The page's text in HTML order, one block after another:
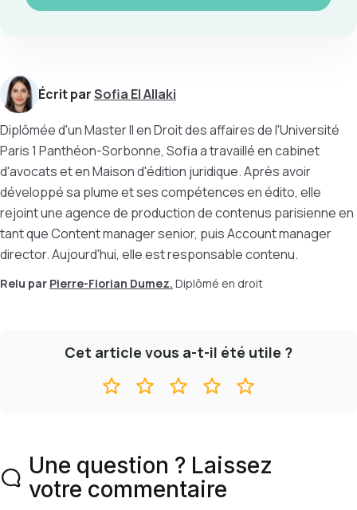
Écrit parSofia El Allaki
Diplômée d'un Master II en Droit des affaires de l'Université
Paris 1 Panthéon-Sorbonne, Sofia a travaillé en cabinet
d'avocats et en Maison d'édition juridique. Après avoir
développé sa plume et ses compétences en édito, elle
rejoint une agence de production de contenus parisienne en
tant que Content manager senior, puis Account manager
director. Aujourd'hui, elle est responsable contenu.
Relu par Pierre-Florian Dumez. Diplômé en droit
Cet article vous a-t-il été utile ?
Une question ? Laissez
votre commentaire